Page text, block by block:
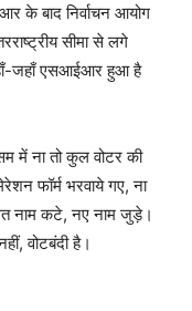
के बाद निर्वाचन आयोग
सीमा से लगे
जहाँ एसआईआर हुआ है
में ना तो कुल वोटर की
फॉर्म भरवाये गए, ना
नाम कटे, नए नाम जुड़े।
वोटबंदी है।